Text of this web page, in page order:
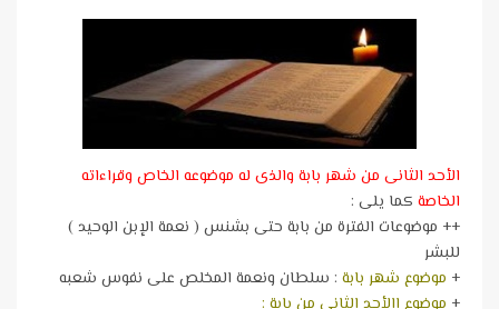
الأحد الثانى من شهر بابة والذى له موضوعه الخاص وقراءاته
الخاصة كما يلى :
++ موضوعات الفترة من بابة حتى بشنس ( نعمة الإبن الوحيد )
للبشر
+ موضوع شهر بابة : سلطان ونعمة المخلص على نفوس شعبه